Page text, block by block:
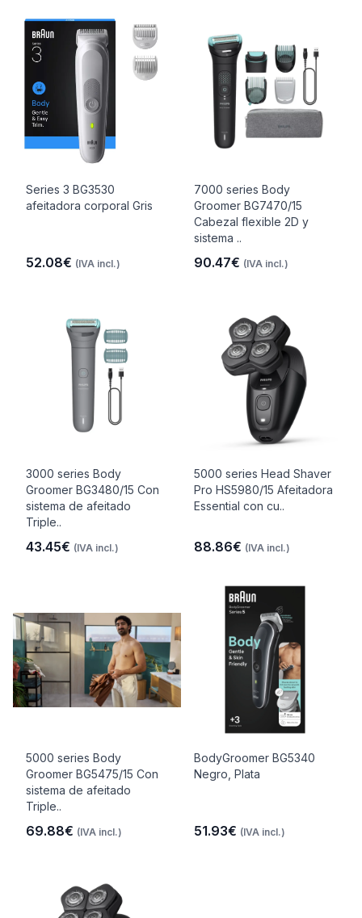
Series 3 BG3530
afeitadora corporal Gris
52.08€ (IVA incl.)
7000 series Body
Groomer BG7470/15
Cabezal flexible 2D y
sistema ..
90.47€ (IVA incl.)
3000 series Body
Groomer BG3480/15 Con
sistema de afeitado
Triple..
43.45€ (IVA incl.)
5000 series Head Shaver
Pro HS5980/15 Afeitadora
Essential con cu..
88.86€ (IVA incl.)
5000 series Body
Groomer BG5475/15 Con
sistema de afeitado
Triple..
69.88€ (IVA incl.)
BodyGroomer BG5340
Negro, Plata
51.93€ (IVA incl.)